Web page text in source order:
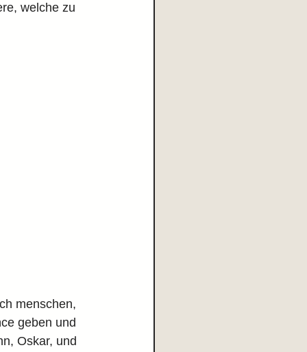
welche zu
menschen,
geben und
Oskar, und